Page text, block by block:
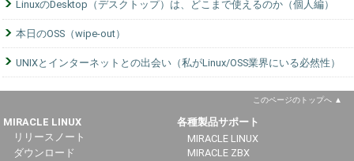
LinuxのDesktop（デスクトップ）は、どこまで使えるのか（個人編）
本日のOSS（wipe-out）
UNIXとインターネットとの出会い（私がLinux/OSS業界にいる必然性）
このページのトップへ
MIRACLE LINUX
リリースノート
ダウンロード
各種製品サポート
MIRACLE LINUX
MIRACLE ZBX